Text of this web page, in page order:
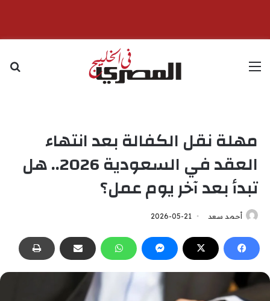
القائمة
مهلة نقل الكفالة بعد انتهاء
العقد في السعودية 2026.. هل
تبدأ بعد آخر يوم عمل؟
أحمد سعد 2026-05-21